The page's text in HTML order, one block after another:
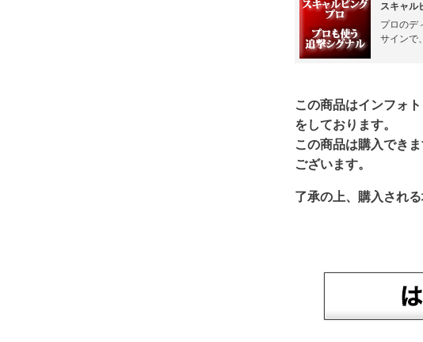
スキャル
プロのデ
サインで
この商品はインフォ
をしております。
この商品は購入でき
ございます。
了承の上、購入され